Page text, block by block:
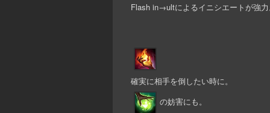
Flash in→ultによるイニシエートが強力
確実に相手を倒したい時に。
の妨害にも。